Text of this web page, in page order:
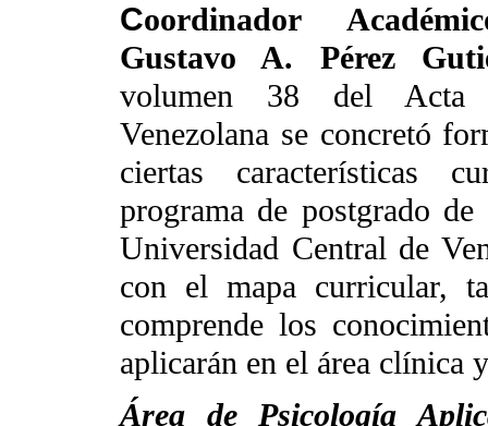
Coordinador
Gustavo A. Pérez
volumen 38 del Acta
Venezolana se concretó
ciertas características
programa de postgrado
Universidad Central de
con el mapa curricular,
comprende los
aplicarán en el área clínica
Área de Psicología